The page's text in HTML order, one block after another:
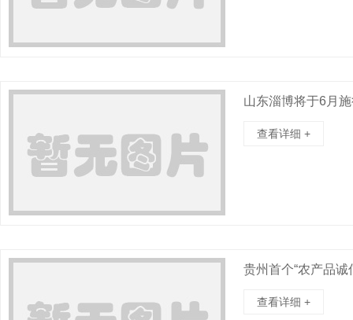
山东淄博将于6月
查看详细 +
贵州首个“农产品诚
查看详细 +